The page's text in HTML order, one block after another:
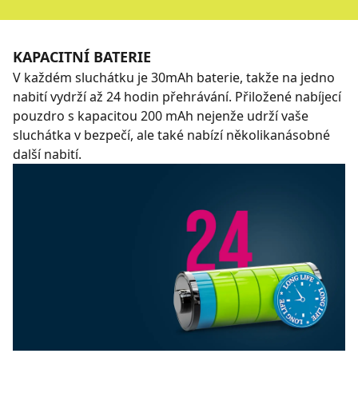
KAPACITNÍ BATERIE
V každém sluchátku je 30mAh baterie, takže na jedno
nabití vydrží až 24 hodin přehrávání. Přiložené nabíjecí
pouzdro s kapacitou 200 mAh nejenže udrží vaše
sluchátka v bezpečí, ale také nabízí několikanásobné
další nabití.